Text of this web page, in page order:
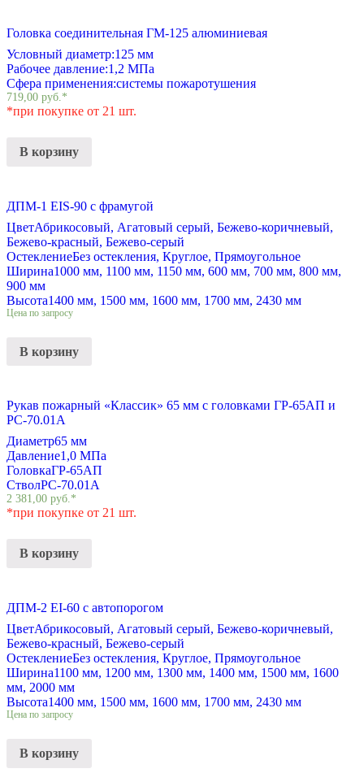
Головка соединительная ГМ-125 алюминиевая
Условный диаметр:125 мм
Рабочее давление:1,2 МПа
Сфера применения:системы пожаротушения
719,00 руб.*
*при покупке от 21 шт.
В корзину
ДПМ-1 EIS-90 с фрамугой
ЦветАбрикосовый, Агатовый серый, Бежево-коричневый,
Бежево-красный, Бежево-серый
ОстеклениеБез остекления, Круглое, Прямоугольное
Ширина1000 мм, 1100 мм, 1150 мм, 600 мм, 700 мм, 800 мм,
900 мм
Высота1400 мм, 1500 мм, 1600 мм, 1700 мм, 2430 мм
Цена по запросу
В корзину
Рукав пожарный «Классик» 65 мм с головками ГР-65АП и
РС-70.01А
Диаметр65 мм
Давление1,0 МПа
ГоловкаГР-65АП
СтволРС-70.01А
2 381,00 руб.*
*при покупке от 21 шт.
В корзину
ДПМ-2 EI-60 с автопорогом
ЦветАбрикосовый, Агатовый серый, Бежево-коричневый,
Бежево-красный, Бежево-серый
ОстеклениеБез остекления, Круглое, Прямоугольное
Ширина1100 мм, 1200 мм, 1300 мм, 1400 мм, 1500 мм, 1600
мм, 2000 мм
Высота1400 мм, 1500 мм, 1600 мм, 1700 мм, 2430 мм
Цена по запросу
В корзину